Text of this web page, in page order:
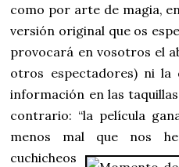
como por arte de magia,
versión original que os
provocará en vosotros el
otros espectadores) ni
información en las
contrario: “la película
menos mal que nos
cuchicheos